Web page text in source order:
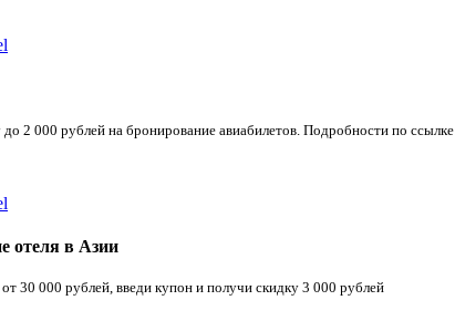
2 000 рублей на бронирование авиабилетов. Подробности по ссылке
отеля в Азии
30 000 рублей, введи купон и получи скидку 3 000 рублей